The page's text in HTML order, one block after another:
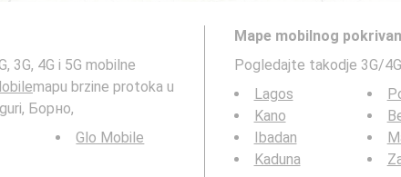
3G, 4G i 5G mobilne
mapu brzine protoka u
Борно,
Glo Mobile
Mape mobilnog
Pogledajte takodje 3G/
Lagos
Kano
Ibadan
Kaduna